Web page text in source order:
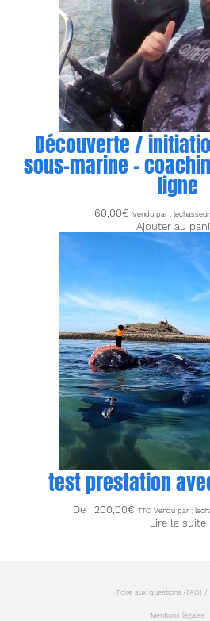
Découverte /
sous-marine –
ligne
60,00€ Vendu par :
Ajouter au
test prestation
De : 200,00€ TTC Vendu par :
Lire la suite
Foire aux questions (FAQ) /
Mentions légales